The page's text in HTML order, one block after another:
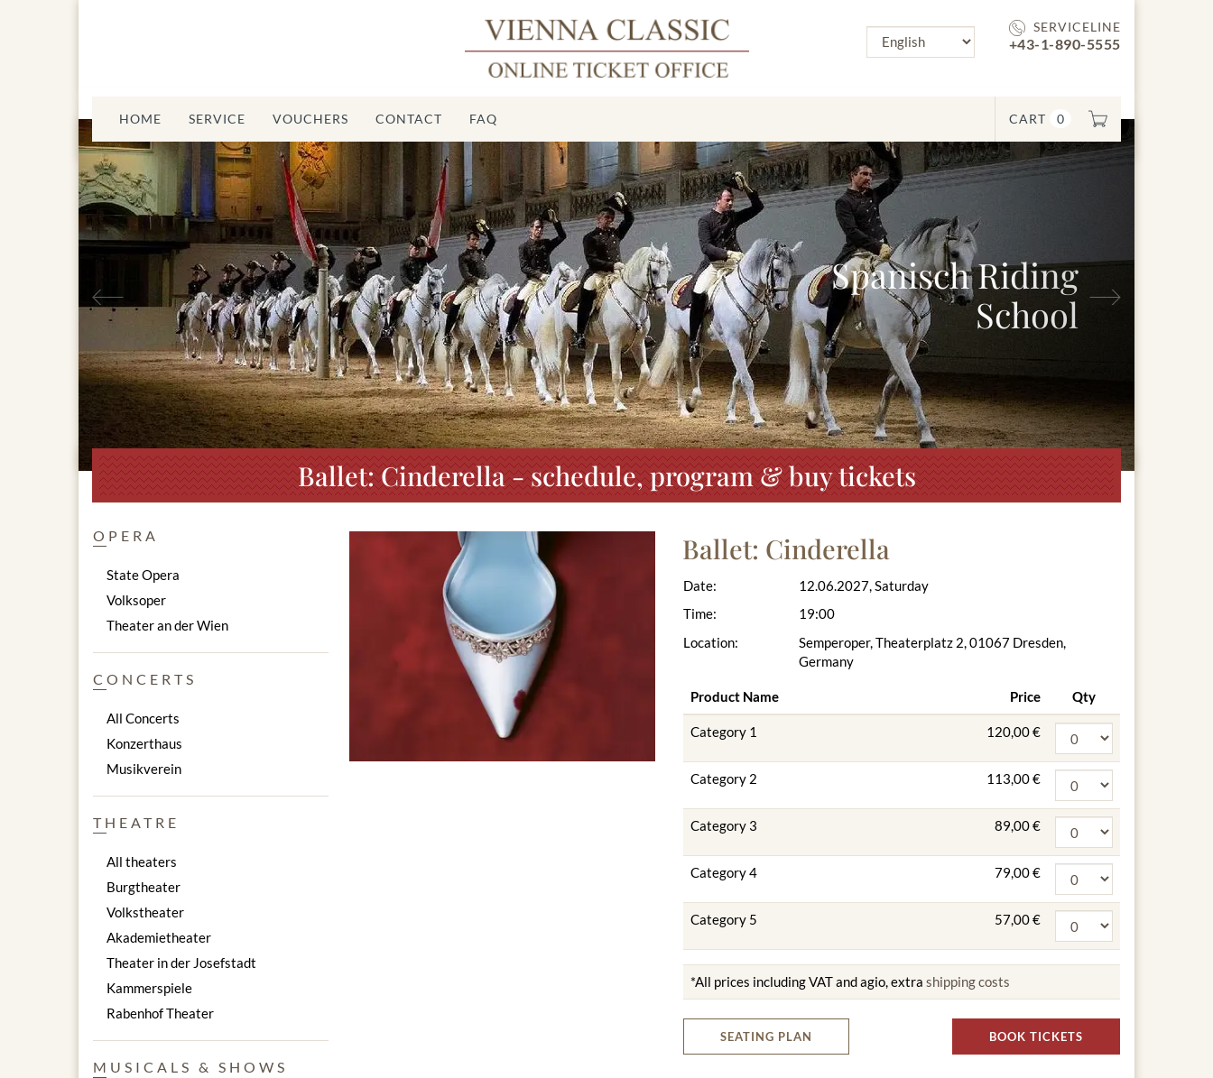
SERVICELINE
+43-1-890-5555
CART 0
HOME SERVICE VOUCHERS CONTACT FAQ
Spanisch Riding
School
Previous
Ballet: Cinderella - schedule, program & buy tickets
Ballet: Cinderella
Date:
Time:
Location:
12.06.2027, Saturday
19:00
Semperoper, Theaterplatz 2, 01067 Dresden,
Germany
Product Name Price Qty
Category 1 120,00 €
Category 2 113,00 €
Category 3 89,00 €
Category 4 79,00 €
Category 5 57,00 €
*All prices including VAT and agio, extra shipping costs
SEATING PLAN BOOK TICKETS
OPERA
State Opera
Volksoper
Theater an der Wien
CONCERTS
All Concerts
Konzerthaus
Musikverein
THEATRE
All theaters
Burgtheater
Volkstheater
Akademietheater
Theater in der Josefstadt
Kammerspiele
Rabenhof Theater
MUSICALS & SHOWS